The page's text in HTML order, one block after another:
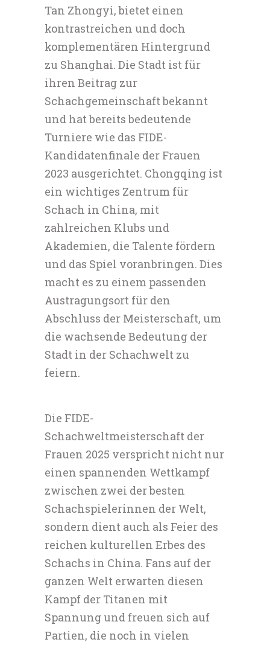
Tan Zhongyi, bietet einen
kontrastreichen und doch
komplementären Hintergrund
zu Shanghai. Die Stadt ist für
ihren Beitrag zur
Schachgemeinschaft bekannt
und hat bereits bedeutende
Turniere wie das FIDE-
Kandidatenfinale der Frauen
2023 ausgerichtet. Chongqing ist
ein wichtiges Zentrum für
Schach in China, mit
zahlreichen Klubs und
Akademien, die Talente fördern
und das Spiel voranbringen. Dies
macht es zu einem passenden
Austragungsort für den
Abschluss der Meisterschaft, um
die wachsende Bedeutung der
Stadt in der Schachwelt zu
feiern.
Die FIDE-
Schachweltmeisterschaft der
Frauen 2025 verspricht nicht nur
einen spannenden Wettkampf
zwischen zwei der besten
Schachspielerinnen der Welt,
sondern dient auch als Feier des
reichen kulturellen Erbes des
Schachs in China. Fans auf der
ganzen Welt erwarten diesen
Kampf der Titanen mit
Spannung und freuen sich auf
Partien, die noch in vielen